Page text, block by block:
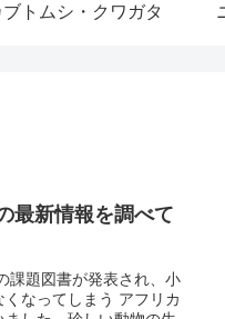
ブトムシ・クワガタ
最新情報を調べて
課題図書が発表され、小
なってしまう アフリカ